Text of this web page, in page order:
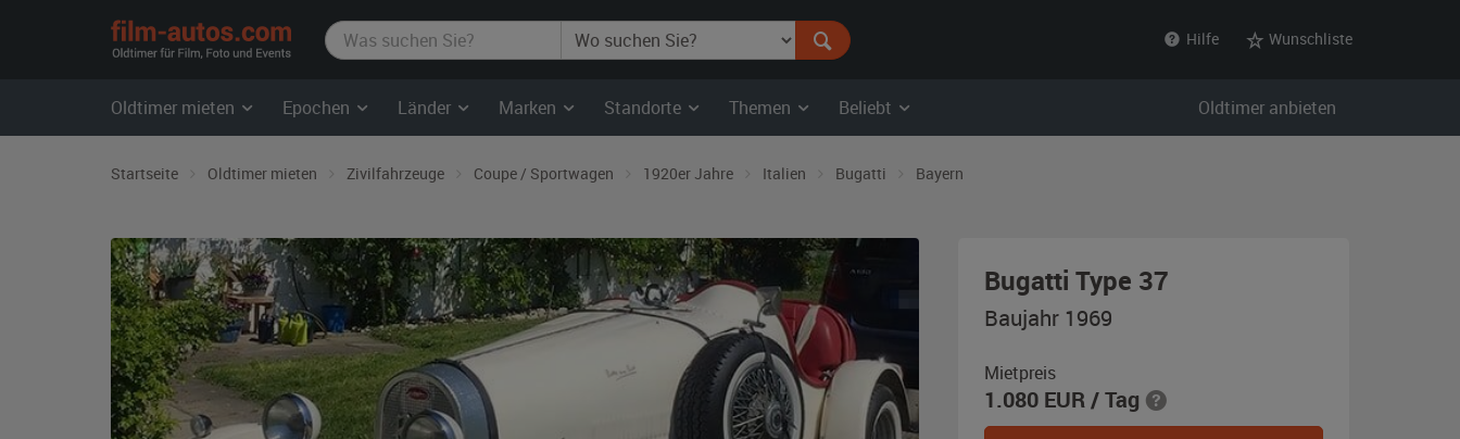
film-
autos.com
Hilfe Wunschliste
Oldtimer mieten Epochen Länder Marken Standorte Themen Beliebt Oldtimer anbieten
Startseite Oldtimer mieten Zivilfahrzeuge Coupe / Sportwagen 1920er Jahre Italien Bugatti Bayern
Bugatti Type 37
Baujahr 1969
Mietpreis
1.080 EUR/ Tag